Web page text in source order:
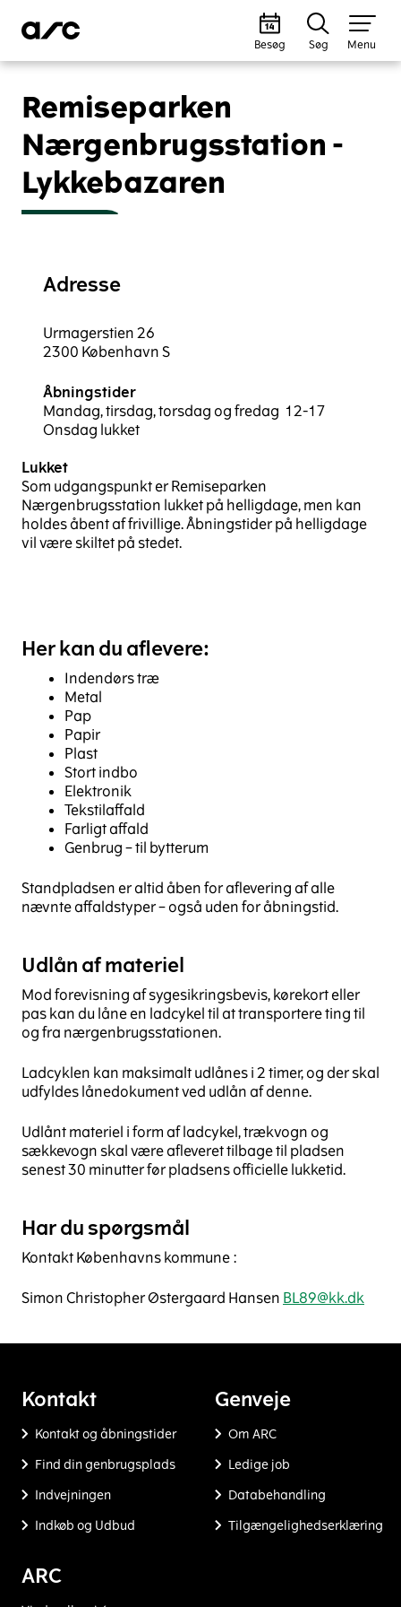
Besøg Søg Menu
Remiseparken
Nærgenbrugsstation -
Lykkebazaren
Adresse
Urmagerstien 26
2300 København S
Åbningstider
Mandag, tirsdag, torsdag og fredag 12-17
Onsdag lukket
Lukket
Som udgangspunkt er Remiseparken
Nærgenbrugsstation lukket på helligdage, men kan
holdes åbent af frivillige. Åbningstider på helligdage
vil være skiltet på stedet.
Her kan du aflevere:
Indendørs træ
Metal
Pap
Papir
Plast
Stort indbo
Elektronik
Tekstilaffald
Farligt affald
Genbrug – til bytterum
Standpladsen er altid åben for aflevering af alle
nævnte affaldstyper – også uden for åbningstid.
Udlån af materiel
Mod forevisning af sygesikringsbevis, kørekort eller
pas kan du låne en ladcykel til at transportere ting til
og fra nærgenbrugsstationen.
Ladcyklen kan maksimalt udlånes i 2 timer, og der skal
udfyldes lånedokument ved udlån af denne.
Udlånt materiel i form af ladcykel, trækvogn og
sækkevogn skal være afleveret tilbage til pladsen
senest 30 minutter før pladsens officielle lukketid.
Har du spørgsmål
Kontakt Københavns kommune :
Simon Christopher Østergaard Hansen BL89@kk.dk
Kontakt
Kontakt og åbningstider
Find din genbrugsplads
Indvejningen
Indkøb og Udbud
Genveje
Om ARC
Ledige job
Databehandling
Tilgængelighedserklæring
ARC